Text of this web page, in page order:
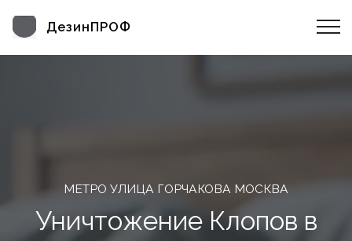
ДезинПРОФ
МЕТРО УЛИЦА ГОРЧАКОВА МОСКВА
Уничтожение Клопов в